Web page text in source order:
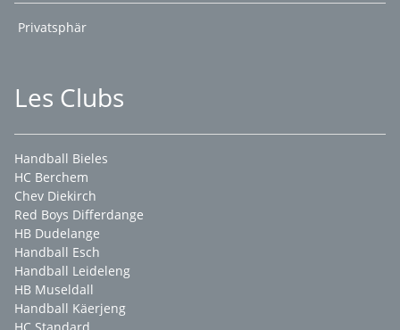
Privatsphär
Les Clubs
Handball Bieles
HC Berchem
Chev Diekirch
Red Boys Differdange
HB Dudelange
Handball Esch
Handball Leideleng
HB Museldall
Handball Käerjeng